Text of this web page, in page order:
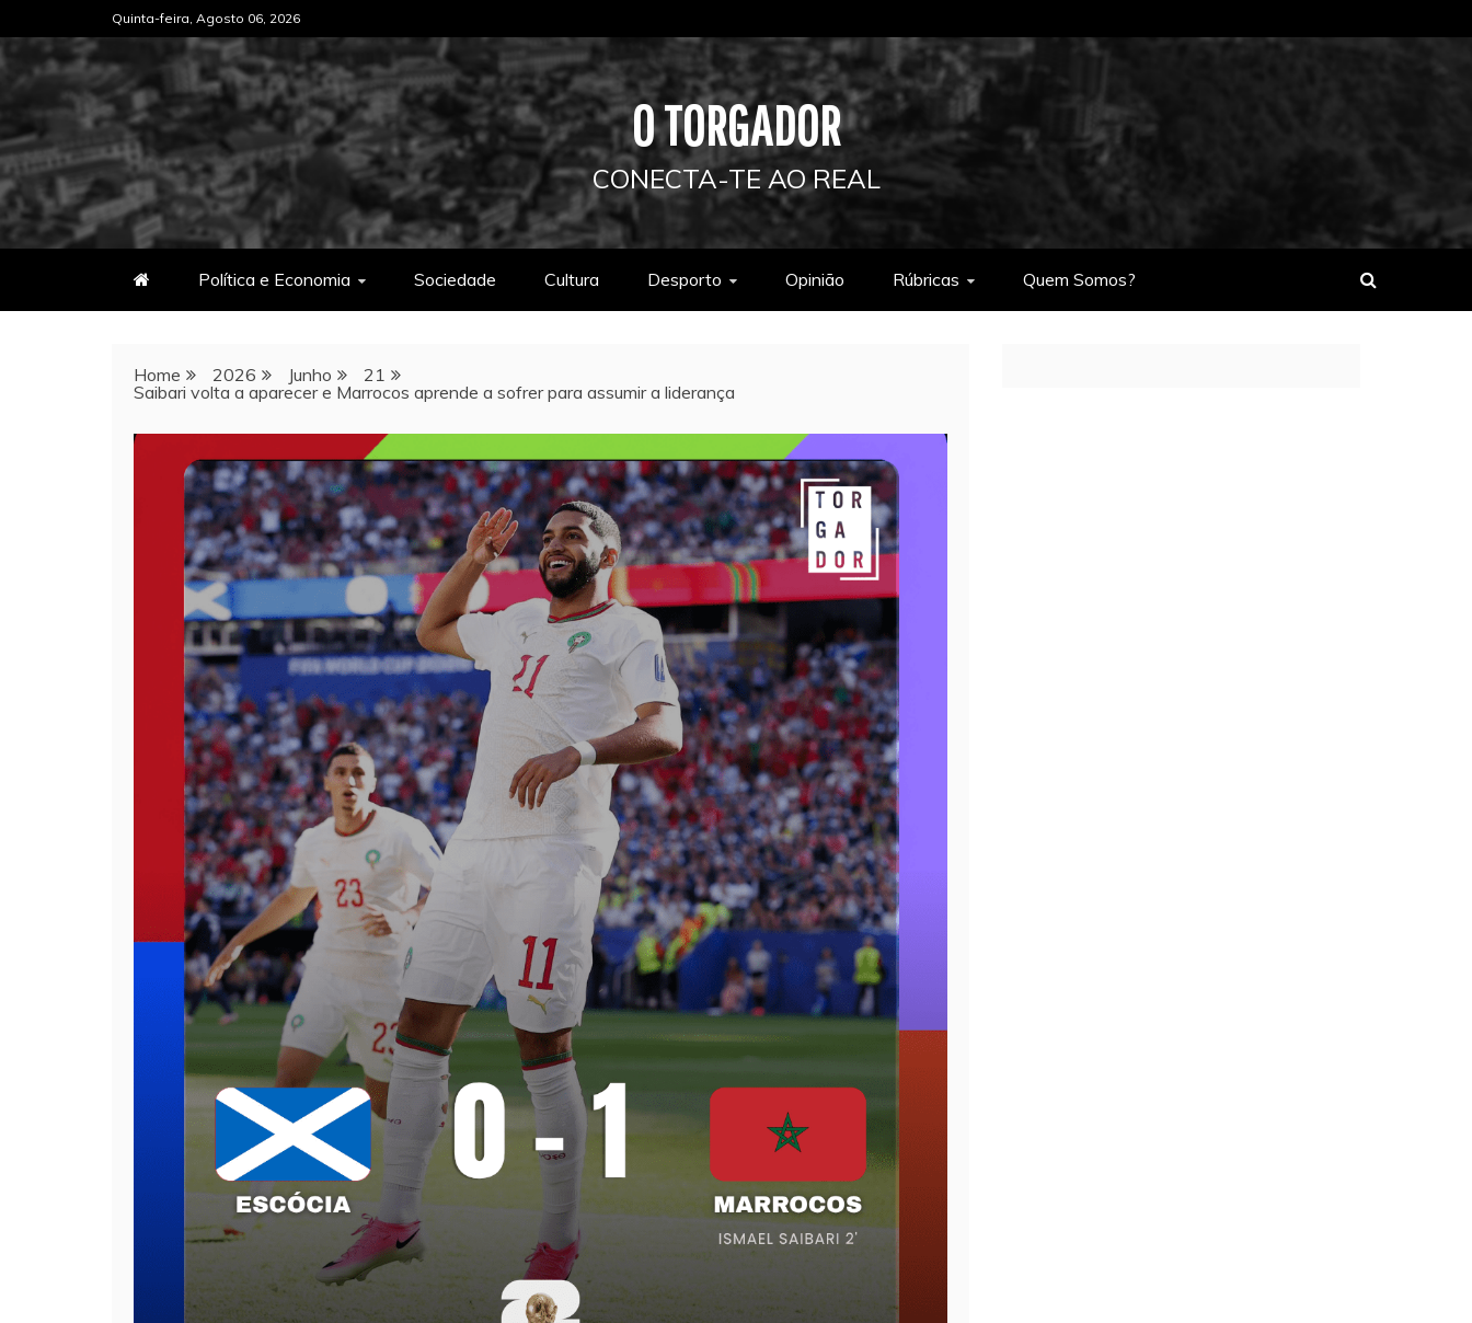
to
content
Quinta-feira, Agosto 06, 2026
O TORGADOR
CONECTA-TE AO REAL
Política e Economia Sociedade Cultura Desporto Opinião Rúbricas Quem Somos?
Home 2026 Junho
21
Saibari volta a aparecer e Marrocos aprende a sofrer para assumir a liderança